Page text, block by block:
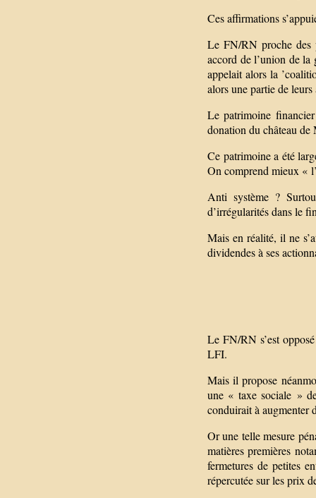
Ces affirmations
Le FN/RN proche des
accord de l’union de la
appelait alors la
alors une partie de leurs
Le patrimoine
donation du château
Ce patrimoine a été
On comprend mieux «
Anti système ?
d’irrégularités dans le
Mais en réalité, il ne
dividendes à ses
Le FN/RN s’est
LFI.
Mais il propose
une « taxe sociale »
conduirait à augmenter
Or une telle mesure
matières premières
fermetures de petites
répercutée sur les prix